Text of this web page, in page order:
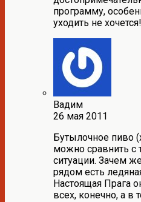
программу,
уходить не хочется!
Вадим
26 мая 2011
Бутылочное пиво
можно сравнить с
ситуации. Зачем
рядом есть
Настоящая Прага
всех, конечно, а в